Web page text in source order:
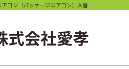
コン（パッケージエアコン）入替
式会社愛孝